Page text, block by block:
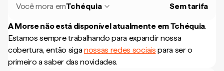
Você mora emTchéquia Sem tarifa
A Morse não está disponível atualmente emTchéquia.
Estamos sempre trabalhando para expandir nossa
cobertura, então siganossas redes sociais para ser o
primeiro a saber das novidades.